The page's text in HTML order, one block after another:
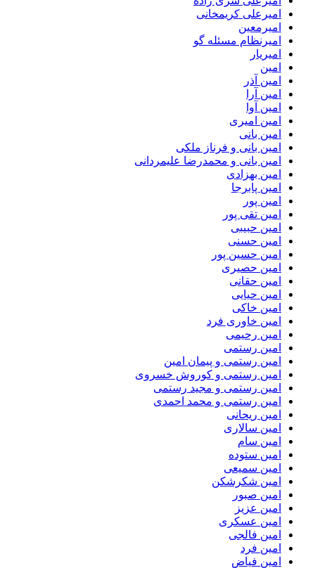
امیرعلی کریمخانی
امیرمعین
امیرنظام مسئله گو
امیریار
امین
امین آذر
امین آرا
امین آوا
امین امیری
امین بانی
امین بانی و فرناز ملکی
امین بانی و محمدرضا علیمردانی
امین بهزادی
امین پابرجا
امین پور
امین تقی پور
امین حبیبی
امین حسنی
امین حسین پور
امین حصیری
امین حقانی
امین حیایی
امین خاکی
امین خاوری فرد
امین رحیمی
امین رستمی
امین رستمی و پیمان امین
امین رستمی و کوروش خسروی
امین رستمی و مجید رستمی
امین رستمی و محمد احمدی
امین ریحانی
امین سالاری
امین سام
امین ستوده
امین سمیعی
امین شکرشکن
امین صبور
امین عزیز
امین عسکری
امین فالجی
امین فرد
امین فیاض